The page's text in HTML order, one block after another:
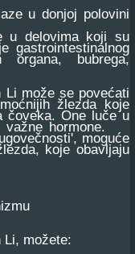
u donjoj polovini
u delovima koji su
gastrointestinalnog
organa, bubrega,
može se povećati
žlezda koje
čoveka. One luče u
važne hormone.
moguće
koje obavljaju
možete: